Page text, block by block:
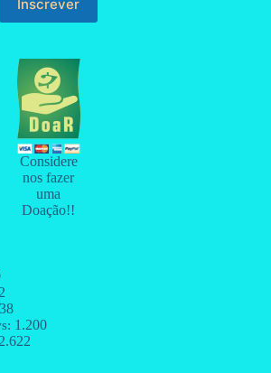
Considere
nos fazer
uma
Doação!!
38
1.200